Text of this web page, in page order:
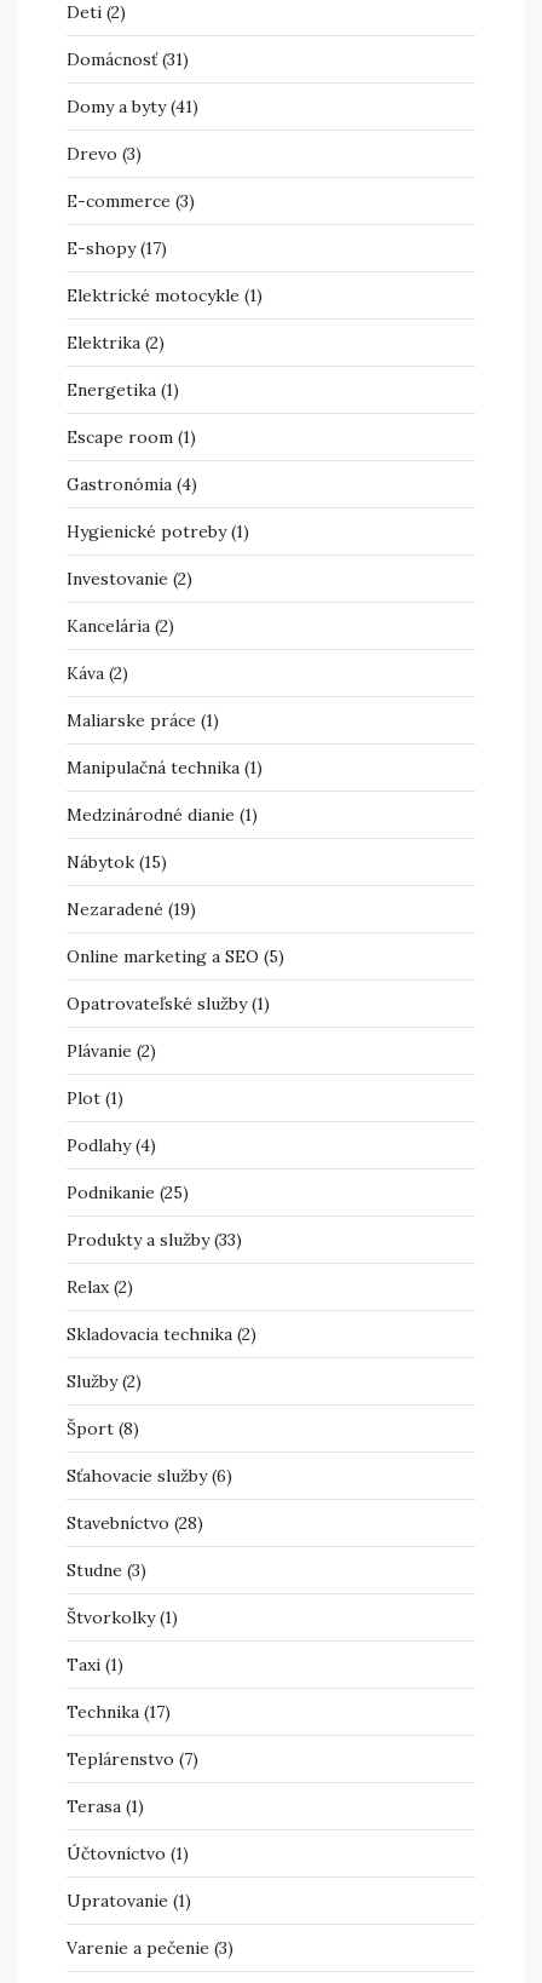
Deti (2)
Domácnosť(31)
Domy a byty(41)
Drevo (3)
E-commerce (3)
E-shopy(17)
Elektrické motocykle (1)
Elektrika (2)
Energetika (1)
Escape room (1)
Gastronómia (4)
Hygienické potreby(1)
Investovanie (2)
Kancelária (2)
Káva (2)
Maliarske práce (1)
Manipulačná technika (1)
Medzinárodné dianie (1)
Nábytok (15)
Nezaradené (19)
Online marketing a SEO (5)
Opatrovateľské služby(1)
Plávanie (2)
Plot (1)
Podlahy(4)
Podnikanie (25)
Produkty a služby(33)
Relax(2)
Skladovacia technika (2)
Služby(2)
Šport (8)
Sťahovacie služby(6)
Stavebníctvo (28)
Studne (3)
Štvorkolky(1)
Taxi (1)
Technika (17)
Teplárenstvo (7)
Terasa (1)
Účtovníctvo (1)
Upratovanie (1)
Varenie a pečenie (3)